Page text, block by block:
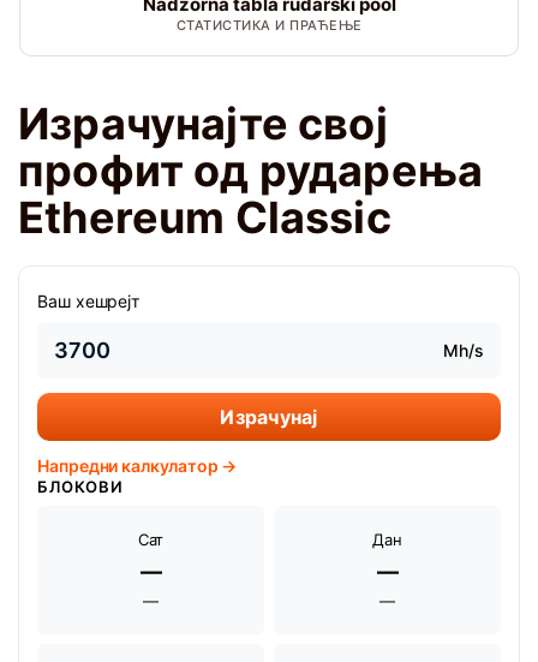
СТАТИСТИКА И ПРАЋЕЊЕ
Израчунајте свој
профит од рударења
Ethereum Classic
Ваш хешрејт
Mh/s
Израчунај
Напредни калкулатор →
БЛОКОВИ
Сат
—
—
Дан
—
—